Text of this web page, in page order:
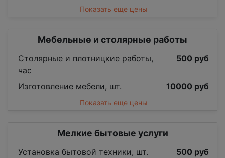
Показать еще цены
Мебельные и столярные работы
Столярные и плотницкие работы,
час
500 руб
Изготовление мебели, шт. 10000 руб
Показать еще цены
Мелкие бытовые услуги
Установка бытовой техники, шт.
500 руб